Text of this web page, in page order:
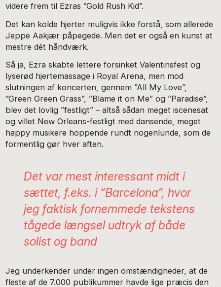
videre frem til Ezras ”Gold Rush Kid”.
Det kan kolde hjerter muligvis ikke forstå, som allerede
Jeppe Aakjær påpegede. Men det er også en kunst at
mestre dét håndværk.
Så ja, Ezra skabte lettere forsinket Valentinsfest og
lyserød hjertemassage i Royal Arena, men mod
slutningen af koncerten, gennem ”All My Love”,
”Green Green Grass”, ”Blame it on Me” og ”Paradise”,
blev det lovlig ”festligt” – altså sådan meget iscenesat
og villet New Orleans-festligt med dansende, meget
happy musikere hoppende rundt nogenlunde, som de
formentlig gør hver aften.
Det var mest interessant midt i
sættet, f.eks. i “Barcelona”, hvor
jeg faktisk fornemmede tekstens
tågede længsel udtryk af både
solist og band
Jeg underkender under ingen omstændigheder, at de
fleste af de 7.000 publikummer havde lige præcis den